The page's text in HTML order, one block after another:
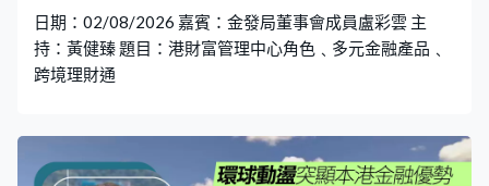
日期：02/08/2026 嘉賓：金發局董事會成員盧彩雲 主
持：黃健臻 題目：港財富管理中心角色﹑多元金融產品﹑
跨境理財通